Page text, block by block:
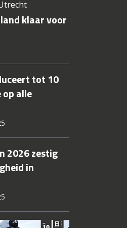
klaar voor
tot 10
alle
2026 zestig
in